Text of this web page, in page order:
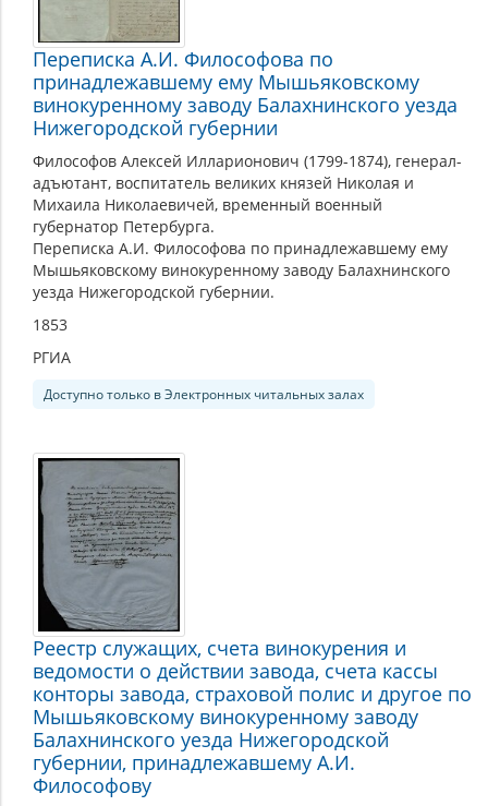
Переписка А.И. Философова по
принадлежавшему ему Мышьяковскому
винокуренному заводу Балахнинского уезда
Нижегородской губернии
Философов Алексей Илларионович (1799-1874), генерал-
адъютант, воспитатель великих князей Николая и
Михаила Николаевичей, временный военный
губернатор Петербурга.
Переписка А.И. Философова по принадлежавшему ему
Мышьяковскому винокуренному заводу Балахнинского
уезда Нижегородской губернии.
1853
РГИА
Доступно только в Электронных читальных залах
Реестр служащих, счета винокурения и
ведомости о действии завода, счета кассы
конторы завода, страховой полис и другое по
Мышьяковскому винокуренному заводу
Балахнинского уезда Нижегородской
губернии, принадлежавшему А.И.
Философову